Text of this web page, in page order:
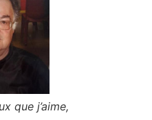
que j’aime,